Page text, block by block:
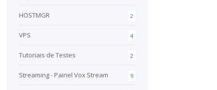
2
HOSTMGR
4
VPS
2
Tutoriais de Testes
9
Streaming - Painel Vox Stream